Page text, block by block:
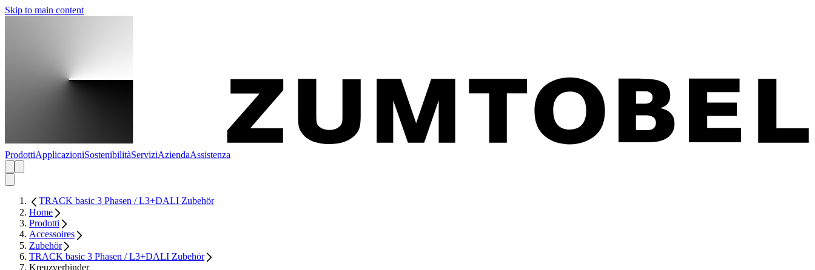
Skip to main content
ProdottiApplicazioniSostenibilitàServiziAziendaAssistenza
TRACK basic 3 Phasen / L3+DALI Zubehör
Home
Prodotti
Accessoires
Zubehör
TRACK basic 3 Phasen / L3+DALI Zubehör
Kreuzverbinder